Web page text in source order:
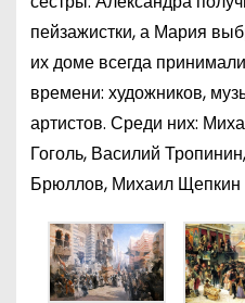
пейзажистки, а Мария
их доме всегда
времени: художников,
артистов. Среди них:
Гоголь, Василий
Брюллов, Михаил Щепкин